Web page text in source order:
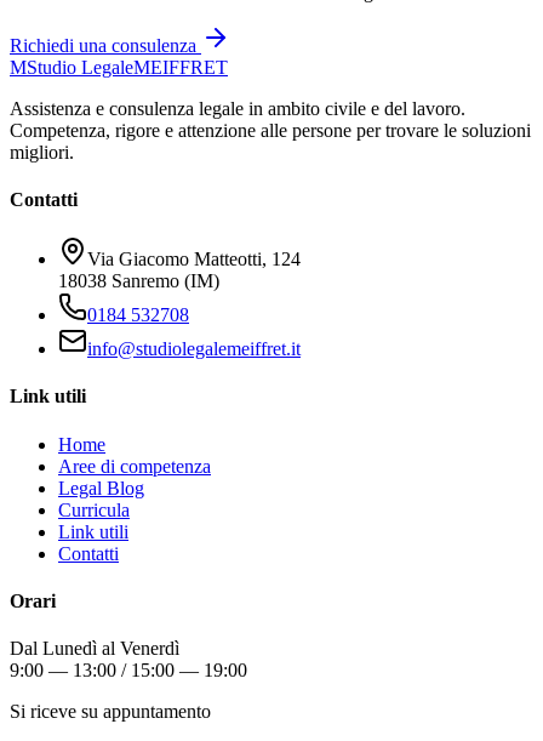
Richiedi una consulenza
MStudio LegaleMEIFFRET
Assistenza e consulenza legale in ambito civile e del lavoro.
Competenza, rigore e attenzione alle persone per trovare le soluzioni
migliori.
Contatti
Via Giacomo Matteotti, 124
18038 Sanremo (IM)
0184 532708
info@studiolegalemeiffret.it
Link utili
Home
Aree di competenza
Legal Blog
Curricula
Link utili
Contatti
Orari
Dal Lunedì al Venerdì
9:00 — 13:00 / 15:00 — 19:00
Si riceve su appuntamento